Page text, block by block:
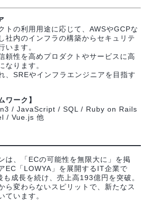
トの利用用途に応じて、AWSやGCPな
社内のインフラの構築からセキュリテ
います。
頼性を高めプロダクトやサービスに高
なります。
、SREやインフラエンジニアを目指す
ワーク】
/ JavaScript / SQL / Ruby on Rails
/ Vue.js 他
は、「ECの可能性を無限大に」を掲
EC「LOWYA」を展開するIT企業で
成長を続け、売上高193億円を突破。
ら変わらないスピリットで、新たなス
ています。